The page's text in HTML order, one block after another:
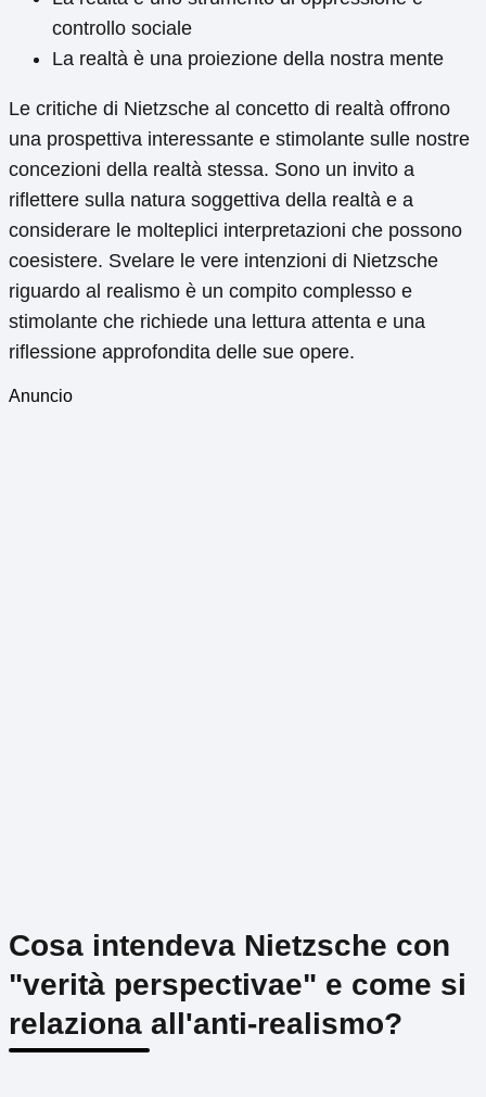
controllo sociale
La realtà è una proiezione della nostra mente
Le critiche di Nietzsche al concetto di realtà offrono
una prospettiva interessante e stimolante sulle nostre
concezioni della realtà stessa. Sono un invito a
riflettere sulla natura soggettiva della realtà e a
considerare le molteplici interpretazioni che possono
coesistere. Svelare le vere intenzioni di Nietzsche
riguardo al realismo è un compito complesso e
stimolante che richiede una lettura attenta e una
riflessione approfondita delle sue opere.
Anuncio
Cosa intendeva Nietzsche con
"verità perspectivae" e come si
relaziona all'anti-realismo?